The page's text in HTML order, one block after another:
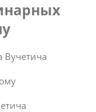
Вучетича